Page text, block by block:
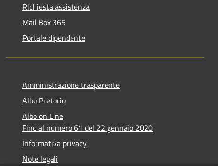
Richiesta assistenza
Mail Box 365
Portale dipendente
Amministrazione trasparente
Albo Pretorio
Albo on Line
Fino al numero 61 del 22 gennaio 2020
Informativa privacy
Note legali